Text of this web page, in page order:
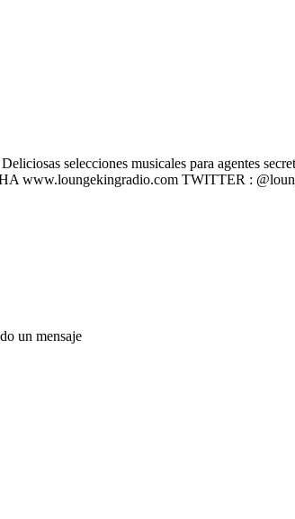
selecciones musicales para agentes
www.loungekingradio.com TWITTER :
un mensaje